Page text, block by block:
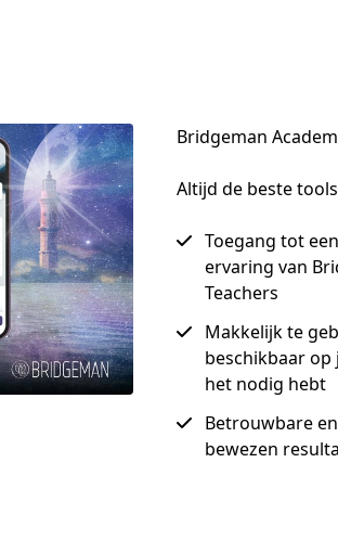
Bridgeman
Altijd de beste
Toegang tot
ervaring van
Teachers
Makkelijk te
beschikbaar
het nodig hebt
Betrouwbare
bewezen